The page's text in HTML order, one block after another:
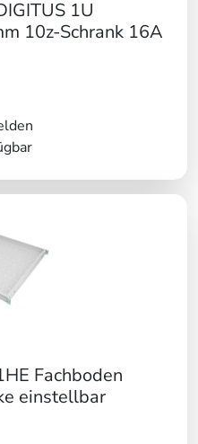
1U
10z-Schrank 16A
Fachboden
einstellbar